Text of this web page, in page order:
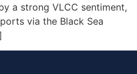
a strong VLCC sentiment,
via the Black Sea